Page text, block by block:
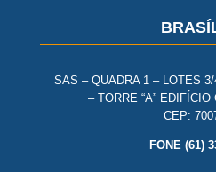
SAS – QUADRA 1 – LOTES 3/
– TORRE “A”
CEP:
FONE (61)